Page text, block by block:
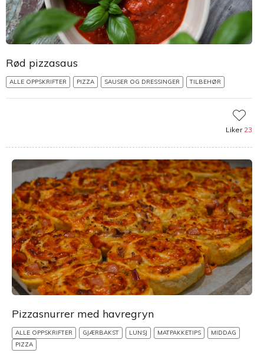
Rød pizzasaus
ALLE OPPSKRIFTER PIZZA SAUSER OG DRESSINGER TILBEHØR
Liker 23
Pizzasnurrer med havregryn
ALLE OPPSKRIFTER GJÆRBAKST LUNSJ MATPAKKETIPS
MIDDAG
PIZZA